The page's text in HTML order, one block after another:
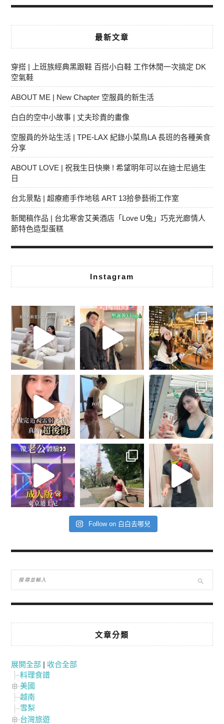
最新文章
穿搭 | 上班族經典黑跟鞋 百搭小白鞋 工作休閒一次搞定 DK
空氣鞋
ABOUT ME | New Chapter 空服員的新生活
白白的空中小故事 | 丈夫珍貴的畫像
空服員的外站生活 | TPE-LAX 紀錄小菜鳥LA 長班的各種美食
分享
ABOUT LOVE | 祝我生日快樂 ! 希望明年可以在迪士尼過生
日
台北景點 | 超療癒手作地毯 ART 13拾參藝術工作室
新聞稿作品 | 台北寒舍艾美酒店「Love U兔」巧克光廊情人
節特色造型蛋糕
Instagram
Follow on 白白去哪兒
文章分類
展開全部 | 收合全部
料理食譜
美國
越南
雪梨
台灣旅遊